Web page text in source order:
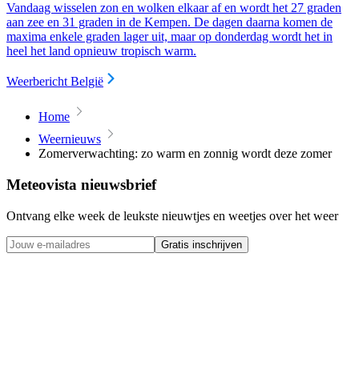
Vandaag wisselen zon en wolken elkaar af en wordt het 27 graden
aan zee en 31 graden in de Kempen. De dagen daarna komen de
maxima enkele graden lager uit, maar op donderdag wordt het in
heel het land opnieuw tropisch warm.
Weerbericht België
Home
Weernieuws
Zomerverwachting: zo warm en zonnig wordt deze zomer
Meteovista nieuwsbrief
Ontvang elke week de leukste nieuwtjes en weetjes over het weer
Gratis inschrijven